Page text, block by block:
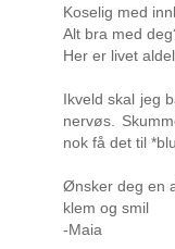
Koselig med
Alt bra med
Her er livet
Ikveld skal jeg
nervøs.
nok få det til
Ønsker deg en
klem og smil
-Maia